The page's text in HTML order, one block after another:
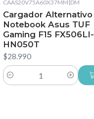
CAAS20V75A60X37MM |DM
Cargador Alternativo
Notebook Asus TUF
Gaming F15 FX506LI-
HN050T
$28.990
Cantidad